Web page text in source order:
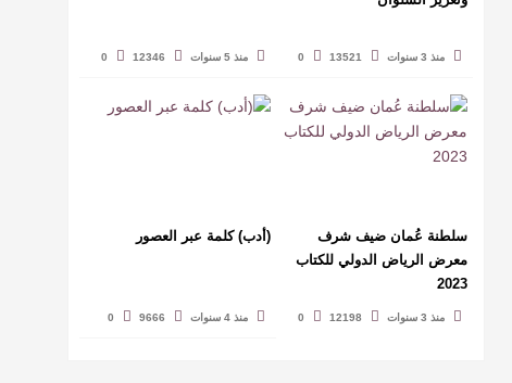
منذ 3 سنوات 13521
0 منذ 5 سنوات 12346
0
سلطنة عُمان ضيف شرف
معرض الرياض الدولي للكتاب
2023
منذ 3 سنوات 12198
0
(أدب) كلمة عبر العصور
منذ 4 سنوات 9666
0